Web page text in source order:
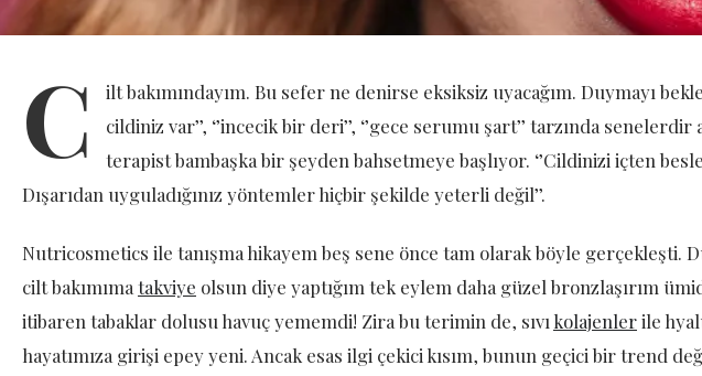
C
ilt bakımındayım. Bu sefer ne denirse eksiksiz uyacağım. Duymayı
cildiniz var’’, ‘’incecik bir deri’’, ‘’gece serumu şart’’ tarzında
terapist bambaşka bir şeyden bahsetmeye başlıyor. ‘’Cildinizi içten
Dışarıdan uyguladığınız yöntemler hiçbir şekilde yeterli değil’’.
Nutricosmetics ile tanışma hikayem beş sene önce tam olarak böyle gerçekleşti.
cilt bakımıma takviye olsun diye yaptığım tek eylem daha güzel bronzlaşırım
itibaren tabaklar dolusu havuç yememdi! Zira bu terimin de, sıvı kolajenlerile
hayatımıza girişi epey yeni. Ancak esas ilgi çekici kısım, bunun geçici bir trend